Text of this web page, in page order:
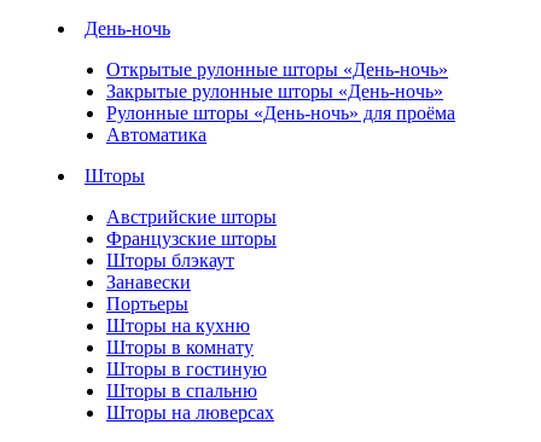
День-ночь
Открытые рулонные шторы «День-ночь»
Закрытые рулонные шторы «День-ночь»
Рулонные шторы «День-ночь» для проёма
Автоматика
Шторы
Австрийские шторы
Французские шторы
Шторы блэкаут
Занавески
Портьеры
Шторы на кухню
Шторы в комнату
Шторы в гостиную
Шторы в спальню
Шторы на люверсах